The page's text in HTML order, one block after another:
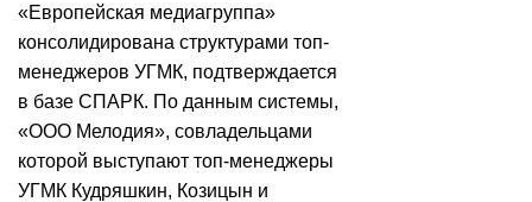
«Европейская медиагруппа»
консолидирована структурами топ-
менеджеров УГМК, подтверждается
в базе СПАРК. По данным системы,
«ООО Мелодия», совладельцами
которой выступают топ-менеджеры
УГМК Кудряшкин, Козицын и